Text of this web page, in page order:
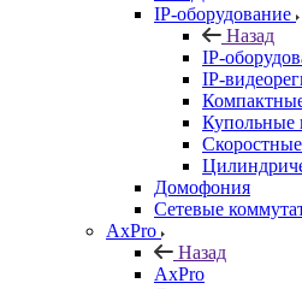
IP-оборудование
Назад
IP-
IP-
Купольные
Домофония
Сетевые
AxPro
Назад
AxPro